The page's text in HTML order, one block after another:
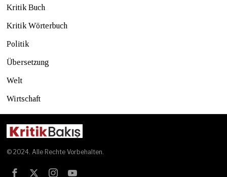
Kritik Buch
Kritik Wörterbuch
Politik
Übersetzung
Welt
Wirtschaft
© 2024. Alle Rechte Vorbehalten.